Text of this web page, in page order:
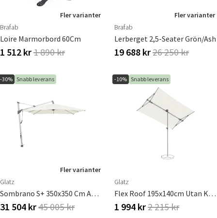
Fler varianter
Brafab
Loire Marmorbord 60Cm
1 512 kr1 890 kr
Fler varianter
Brafab
Lerberget 2,5-Seater Grön/ash
19 688 kr26 250 kr
-30% Snabb leverans
Fler varianter
Glatz
Sombrano S+ 350x350 Cm Anodizerad Alu Frihängande Parasoll
31 504 kr45 005 kr
-10% Snabb leverans
Glatz
Flex Roof 195x140cm Utan Kappa 1 050 Sand White Glatz Basprodukt
1 994 kr2 215 kr